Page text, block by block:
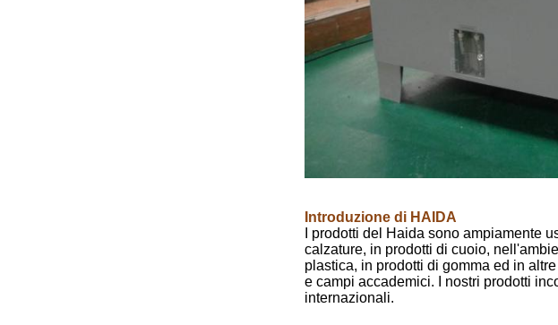
Introduzione di HAIDA
I prodotti del Haida sono ampiamente
calzature, in prodotti di cuoio,
plastica, in prodotti di gomma ed in
e campi accademici. I nostri prodotti
internazionali.